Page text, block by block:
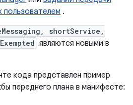
пользователем .
shortService,
являются новыми в
кода представлен пример
переднего плана в манифесте: